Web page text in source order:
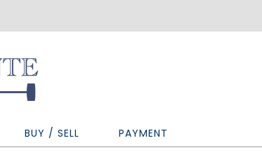
BUY / SELL PAYMENT